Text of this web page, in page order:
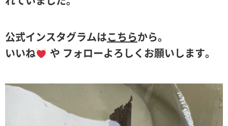
公式インスタグラムはこちらから。
いいね
や フォローよろしくお願いします。